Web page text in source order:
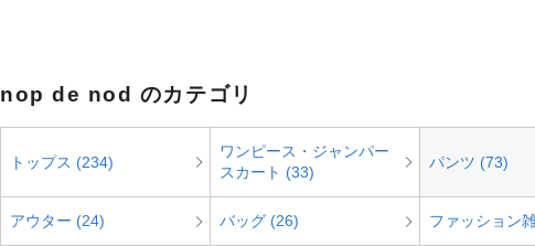
nop de nod のカテゴリ
トップス (234)
ワンピース・ジャンパー
スカート (33)
パンツ (73)
アウター (24) バッグ (26) ファッション